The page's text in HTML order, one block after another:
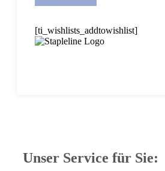
[ti_wishlists_addtowishlist]
Unser Service für Sie: